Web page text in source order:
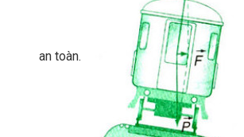
an toàn.